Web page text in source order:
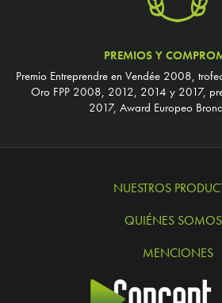
PREMIOS Y
Premio Entreprendre en Vendée 2008,
Oro FPP 2008, 2012, 2014 y 2017,
2017, Award Europeo
NUESTROS
QUIÉNES
MENCIONES